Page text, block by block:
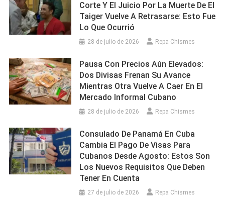
Corte Y El Juicio Por La Muerte De El
Taiger Vuelve A Retrasarse: Esto Fue
Lo Que Ocurrió
28 de julio de 2026 Repa Chismes
Pausa Con Precios Aún Elevados:
Dos Divisas Frenan Su Avance
Mientras Otra Vuelve A Caer En El
Mercado Informal Cubano
28 de julio de 2026 Repa Chismes
Consulado De Panamá En Cuba
Cambia El Pago De Visas Para
Cubanos Desde Agosto: Estos Son
Los Nuevos Requisitos Que Deben
Tener En Cuenta
27 de julio de 2026 Repa Chismes